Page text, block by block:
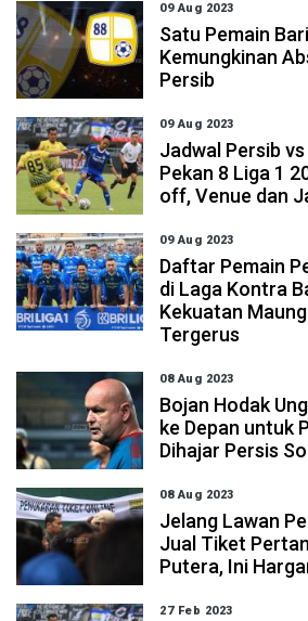
09 Aug 2023
Satu Pemain
Kemungkinan
Persib
09 Aug 2023
Jadwal Persib
Pekan 8 Liga 1
off, Venue dan
09 Aug 2023
Daftar Pemain
di Laga Kontra
Kekuatan
Tergerus
08 Aug 2023
Bojan Hodak
ke Depan untuk
Dihajar Persis
08 Aug 2023
Jelang Lawan
Jual Tiket
Putera, Ini
27 Feb 2023